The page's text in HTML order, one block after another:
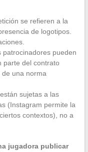
se refieren a la
de logotipos.
patrocinadores pueden
parte del contrato
una norma
sujetas a las
(Instagram permite la
contextos), no a
jugadora publicar